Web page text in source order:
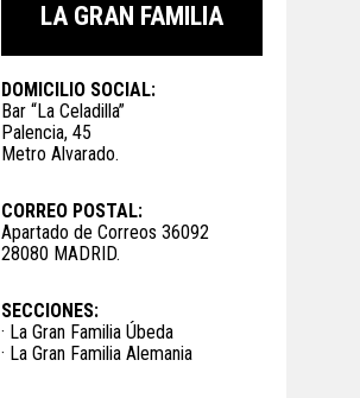
LA GRAN FAMILIA
DOMICILIO SOCIAL:
Bar “La Celadilla”
Palencia, 45
Metro Alvarado.
CORREO POSTAL:
Apartado de Correos 36092
28080 MADRID.
SECCIONES:
· La Gran Familia Úbeda
· La Gran Familia Alemania